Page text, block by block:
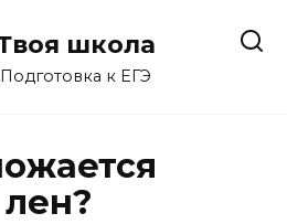
школа
Подготовка к ЕГЭ